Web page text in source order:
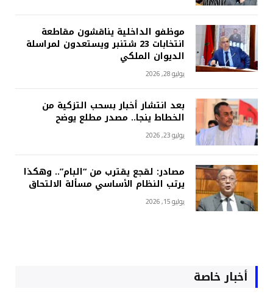
موظفو الداخلية يناقشون مقاطعة
انتخابات 23 شتنبر ويستعدون لمراسلة
الديوان الملكي
يوليو 28, 2026
بعد انتشار أخبار بسحب التزكية من
الخطاط ينجا.. مصدر مطلع يوضح
يوليو 23, 2026
مصادر: لقجع يقترب من “البام”.. وهكذا
يرتب النظام الأساسي مسألة الالتحاق
يوليو 15, 2026
أخبار خاصة